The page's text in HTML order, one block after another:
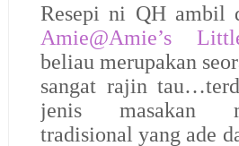
Resepi ni QH
Amie@Amie’s
beliau merupakan
sangat rajin
jenis masakan
tradisional yang ade